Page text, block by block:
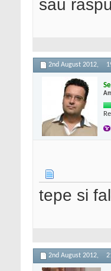
sau
2nd August 2012,
tepe si
2nd August 2012,